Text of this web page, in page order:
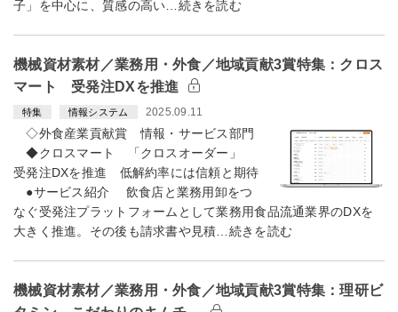
子」を中心に、質感の高い…続きを読む
機械資材素材／業務用・外食／地域貢献3賞特集：クロス
マート 受発注DXを推進
特集 情報システム 2025.09.11
◇外食産業貢献賞 情報・サービス部門
◆クロスマート 「クロスオーダー」
受発注DXを推進 低解約率には信頼と期待
●サービス紹介 飲食店と業務用卸をつ
なぐ受発注プラットフォームとして業務用食品流通業界のDXを
大きく推進。その後も請求書や見積…続きを読む
機械資材素材／業務用・外食／地域貢献3賞特集：理研ビ